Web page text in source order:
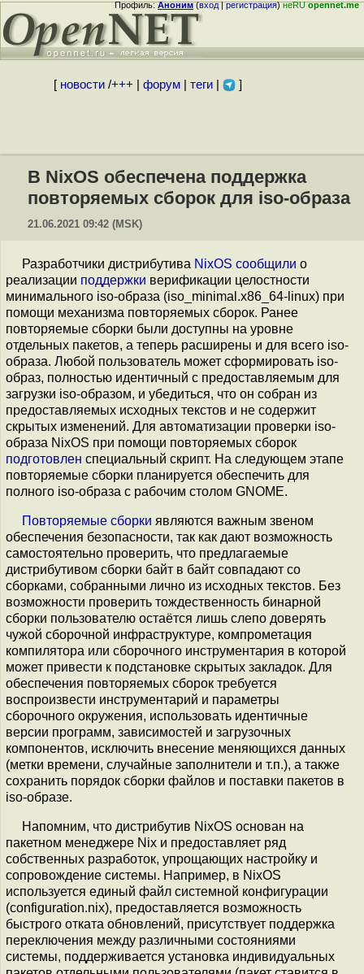
Профиль:Аноним(вход|регистрация)неRUopennet.me
[ новости/+++ форум| теги| ]
В NixOS обеспечена поддержка
повторяемых сборок для iso-образа
21.06.2021 09:42 (MSK)
Разработчики дистрибутива NixOS сообщили о
реализации поддержки верификации целостности
минимального iso-образа (iso_minimal.x86_64-linux) при
помощи механизма повторяемых сборок. Ранее
повторяемые сборки были доступны на уровне
отдельных пакетов, а теперь расширены и для всего iso-
образа. Любой пользователь может сформировать iso-
образ, полностью идентичный с предоставляемым для
загрузки iso-образом, и убедиться, что он собран из
предоставляемых исходных текстов и не содержит
скрытых изменений. Для автоматизации проверки iso-
образа NixOS при помощи повторяемых сборок
подготовлен специальный скрипт. На следующем этапе
повторяемые сборки планируется обеспечить для
полного iso-образа с рабочим столом GNOME.
Повторяемые сборки являются важным звеном
обеспечения безопасности, так как дают возможность
самостоятельно проверить, что предлагаемые
дистрибутивом сборки байт в байт совпадают со
сборками, собранными лично из исходных текстов. Без
возможности проверить тождественность бинарной
сборки пользователю остаётся лишь слепо доверять
чужой сборочной инфраструктуре, компрометация
компилятора или сборочного инструментария в которой
может привести к подстановке скрытых закладок. Для
обеспечения повторяемых сборок требуется
воспроизвести инструментарий и параметры
сборочного окружения, использовать идентичные
версии программ, зависимостей и загрузочных
компонентов, исключить внесение меняющихся данных
(метки времени, случайные заполнители и т.п.), а также
сохранить порядок сборки файлов и поставки пакетов в
iso-образе.
Напомним, что дистрибутив NixOS основан на
пакетном менеджере Nix и предоставляет ряд
собственных разработок, упрощающих настройку и
сопровождение системы. Например, в NixOS
используется единый файл системной конфигурации
(configuration.nix), предоставляется возможность
быстрого отката обновлений, присутствует поддержка
переключения между различными состояниями
системы, поддерживается установка индивидуальных